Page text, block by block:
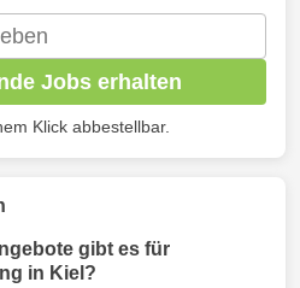
Jobs erhalten
Klick abbestellbar.
gibt es für
in Kiel?